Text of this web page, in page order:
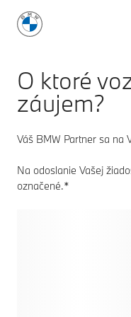
O ktoré
záujem?
Váš BMW Partner sa na
Na odoslanie Vašej
označené.*